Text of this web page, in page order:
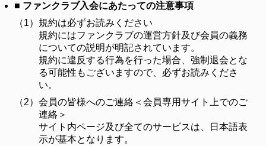
■ ファンクラブ入会にあたっての注意事項
（1） 規約は必ずお読みください
規約にはファンクラブの運営方針及び会員の義務
についての説明が明記されています。
規約に違反する行為を行った場合、強制退会とな
る可能性もございますので、必ずお読みくださ
い。
（2） 会員の皆様へのご連絡＜会員専用サイト上でのご
連絡＞
サイト内ページ及び全てのサービスは、日本語表
示が基本となります。